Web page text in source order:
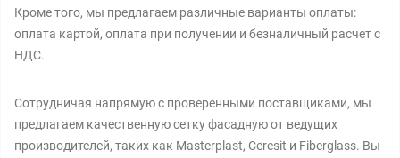
Кроме того, мы предлагаем различные варианты оплаты:
оплата картой, оплата при получении и безналичный расчет с
НДС.
Сотрудничая напрямую с проверенными поставщиками, мы
предлагаем качественную сетку фасадную от ведущих
производителей, таких как Masterplast, Ceresit и Fiberglass. Вы